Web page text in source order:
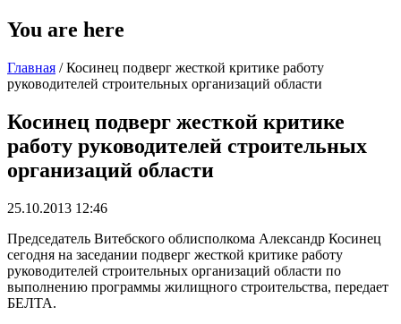
You are here
Главная / Косинец подверг жесткой критике работу
руководителей строительных организаций области
Косинец подверг жесткой критике
работу руководителей строительных
организаций области
25.10.2013 12:46
Председатель Витебского облисполкома Александр Косинец
сегодня на заседании подверг жесткой критике работу
руководителей строительных организаций области по
выполнению программы жилищного строительства, передает
БЕЛТА.